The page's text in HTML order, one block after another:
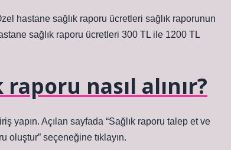
hastane sağlık raporu ücretleri sağlık raporunun
sağlık raporu ücretleri 300 TL ile 1200 TL
nasıl alınır?
yapın. Açılan sayfada “Sağlık raporu talep et ve
oluştur” seçeneğine tıklayın.